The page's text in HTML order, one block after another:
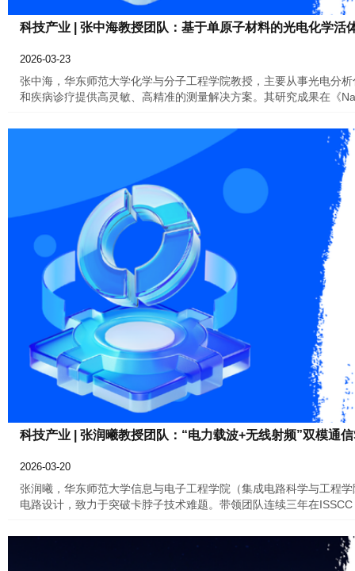
科技产业 | 张中海教授团队：基于单原子材料的光电化学
2026-03-23
张中海，华东师范大学化学与分子工程学院教授，主要从事光电分
和疾病诊疗提供高灵敏、高精准的测量解决方案。其研究成果在《
后）、黄婧（化学与分子工程学院，博士）、刘懿斌（化学与分子
科技产业 | 张润曦教授团队：“电力载波+无线射频”双模
2026-03-20
张润曦，华东师范大学信息与电子工程学院（集成电路科学与工程
电路设计，致力于突破卡脖子技术难题。带领团队连续三年在
2021年和2025年两度荣获上海产学研合作优秀项目奖。团队核心
子工程学院，副教授）、韦雨宏（信息与电子工程学院，副教授）